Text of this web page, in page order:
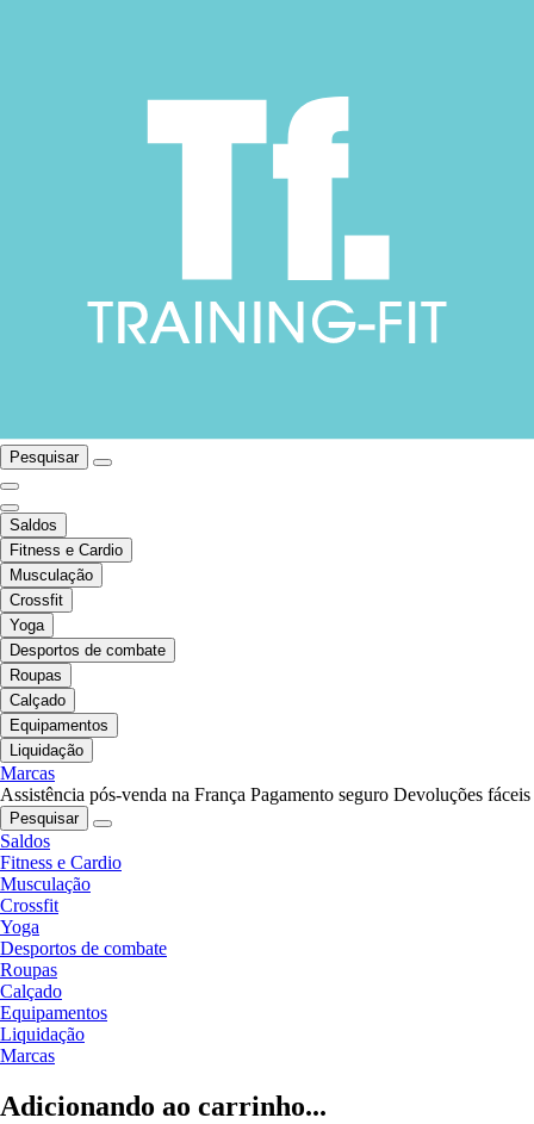
Pesquisar
Saldos
Fitness e Cardio
Musculação
Crossfit
Yoga
Desportos de combate
Roupas
Calçado
Equipamentos
Liquidação
Marcas
Assistência pós-venda na França Pagamento seguro Devoluções fáceis
Pesquisar
Saldos
Fitness e Cardio
Musculação
Crossfit
Yoga
Desportos de combate
Roupas
Calçado
Equipamentos
Liquidação
Marcas
Adicionando ao carrinho...